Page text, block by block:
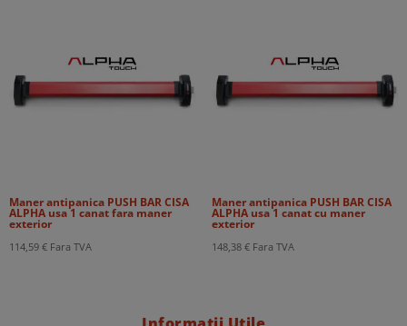
Maner antipanica PUSH BAR CISA
ALPHA usa 1 canat fara maner
exterior
114,59 € Fara TVA
Maner antipanica PUSH BAR CISA
ALPHA usa 1 canat cu maner
exterior
148,38 € Fara TVA